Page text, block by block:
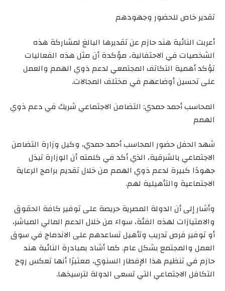
تقدير خاص للحضور وجهودهم
أعربت النائبة هند حازم عن تقديرها البالغ لمشاركة هذه
الشخصيات في الاحتفالية، مؤكدة أن مثل هذه الفعاليات
تؤكد أهمية التكاتف المجتمعي لدعم ذوي الهمم والعمل
على تحسين أوضاعهم في مختلف المجالات.
المحاسب أحمد حمدي: التضامن الاجتماعي شريك في دعم ذوي
الهمم
شهد الحفل حضور المحاسب أحمد حمدي، وكيل وزارة التضامن
الاجتماعي بالشرقية، الذي أكد في كلمته أن الوزارة تبذل
جهودًا كبيرة لدعم ذوي الهمم من خلال تقديم برامج الرعاية
الاجتماعية والتأهيلية لهم.
وأشار إلى أن الدولة المصرية حريصة على توفير كافة الحقوق
والامتيازات لهذه الفئة، سواء من خلال الدعم المالي المباشر،
أو توفير فرص تدريب وتأهيل تساعدهم على الاندماج في سوق
العمل والمجتمع بشكل عام. كما أشاد بمبادرة النائبة هند
حازم في تنظيم هذا الإفطار السنوي، معتبرًا أنها تعكس روح
التكافل الاجتماعي التي تسعى الدولة لترسيخها.